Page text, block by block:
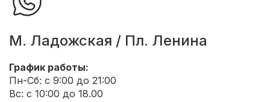
М. Ладожская / Пл. Ленина
График работы:
Пн-Сб: с 9:00 до 21:00
Вс: с 10:00 до 18.00